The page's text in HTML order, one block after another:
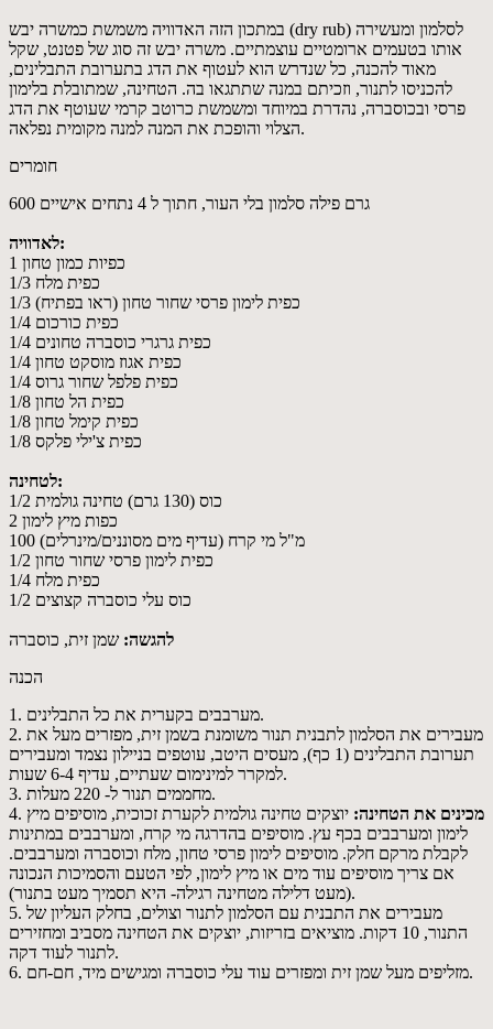
במתכון הזה האדוויה משמשת כמשרה יבש (dry rub) לסלמון ומעשירה
אותו בטעמים ארומטיים עוצמתיים. משרה יבש זה סוג של פטנט, שקל
מאוד להכנה, כל שנדרש הוא לעטוף את הדג בתערובת התבלינים,
להכניסו לתנור, וזכיתם במנה שתתגאו בה. הטחינה, שמתובלת בלימון
פרסי ובכוסברה, נהדרת במיוחד ומשמשת כרוטב קרמי שעוטף את הדג
הצלוי והופכת את המנה למנה מקומית נפלאה.
חומרים
600 גרם פילה סלמון בלי העור, חתוך ל 4 נתחים אישיים
לאדוויה:
1 כפיות כמון טחון
1/3 כפית מלח
1/3 כפית לימון פרסי שחור טחון (ראו בפתיח)
1/4 כפית כורכום
1/4 כפית גרגרי כוסברה טחונים
1/4 כפית אגוז מוסקט טחון
1/4 כפית פלפל שחור גרוס
1/8 כפית הל טחון
1/8 כפית קימל טחון
1/8 כפית צ'ילי פלקס
לטחינה:
1/2 כוס (130 גרם) טחינה גולמית
2 כפות מיץ לימון
100 מ"ל מי קרח (עדיף מים מסוננים/מינרלים)
1/2 כפית לימון פרסי שחור טחון
1/4 כפית מלח
1/2 כוס עלי כוסברה קצוצים
להגשה: שמן זית, כוסברה
הכנה
1. מערבבים בקערית את כל התבלינים.
2. מעבירים את הסלמון לתבנית תנור משומנת בשמן זית, מפזרים מעל את
תערובת התבלינים (1 כף), מעסים היטב, עוטפים בניילון נצמד ומעבירים
למקרר למינימום שעתיים, עדיף 6-4 שעות.
3. מחממים תנור ל- 220 מעלות.
4.
מכינים את הטחינה: יוצקים טחינה גולמית לקערת זכוכית, מוסיפים מיץ
לימון ומערבבים בכף עץ. מוסיפים בהדרגה מי קרח, ומערבבים במתינות
לקבלת מרקם חלק. מוסיפים לימון פרסי טחון, מלח וכוסברה ומערבבים.
אם צריך מוסיפים עוד מים או מיץ לימון, לפי הטעם והסמיכות הנכונה
(מעט דלילה מטחינה רגילה- היא תסמיך מעט בתנור).
5. מעבירים את התבנית עם הסלמון לתנור וצולים, בחלק העליון של
התנור, 10 דקות. מוציאים בזריזות, יוצקים את הטחינה מסביב ומחזירים
לתנור לעוד דקה.
6. מזליפים מעל שמן זית ומפזרים עוד עלי כוסברה ומגישים מיד, חם-חם.